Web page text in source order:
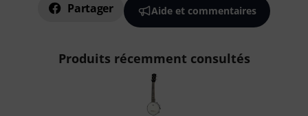
Partager Aide et commentaires
Produits récemment consultés